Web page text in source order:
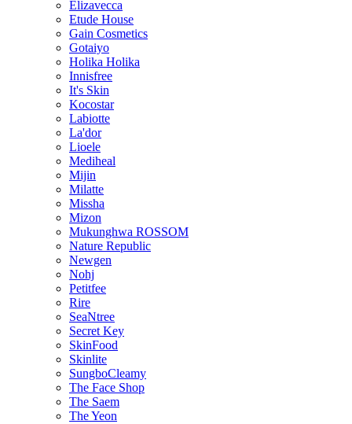
Elizavecca
Etude House
Gain Cosmetics
Gotaiyo
Holika Holika
Innisfree
It's Skin
Kocostar
Labiotte
La'dor
Lioele
Mediheal
Mijin
Milatte
Missha
Mizon
Mukunghwa ROSSOM
Nature Republic
Newgen
Nohj
Petitfee
Rire
SeaNtree
Secret Key
SkinFood
Skinlite
SungboCleamy
The Face Shop
The Saem
The Yeon